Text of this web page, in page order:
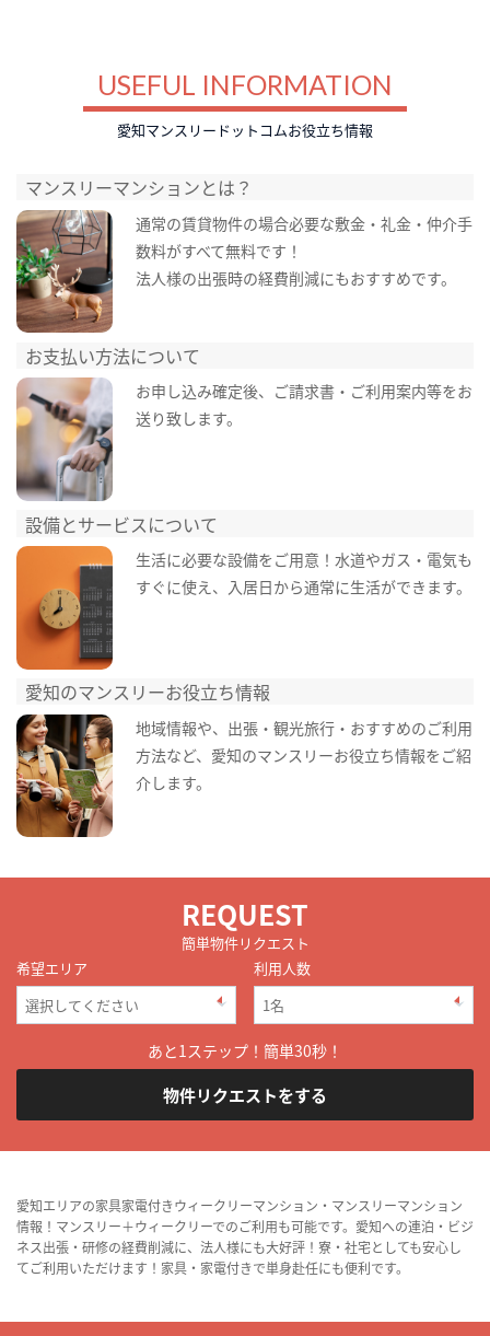
USEFUL INFORMATION
愛知マンスリードットコムお役立ち情報
マンスリーマンションとは？
通常の賃貸物件の場合必要な敷金・礼金・仲介手
数料がすべて無料です！
法人様の出張時の経費削減にもおすすめです。
お支払い方法について
お申し込み確定後、ご請求書・ご利用案内等をお
送り致します。
設備とサービスについて
生活に必要な設備をご用意！水道やガス・電気も
すぐに使え、入居日から通常に生活ができます。
愛知のマンスリーお役立ち情報
地域情報や、出張・観光旅行・おすすめのご利用
方法など、愛知のマンスリーお役立ち情報をご紹
介します。
REQUEST
簡単物件リクエスト
希望エリア
利用人数
あと1ステップ！簡単30秒！
物件リクエストをする
愛知エリアの家具家電付きウィークリーマンション・マンスリーマンション
情報！マンスリー＋ウィークリーでのご利用も可能です。愛知への連泊・ビジ
ネス出張・研修の経費削減に、法人様にも大好評！寮・社宅としても安心し
てご利用いただけます！家具・家電付きで単身赴任にも便利です。